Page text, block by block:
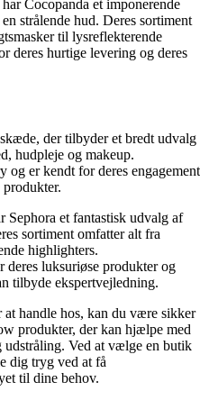
Cocopanda et imponerende
strålende hud. Deres sortiment
til lysreflekterende
deres hurtige levering og deres
der tilbyder et bredt udvalg
hudpleje og makeup.
og er kendt for deres engagement
et fantastisk udvalg af
sortiment omfatter alt fra
highlighters.
deres luksuriøse produkter og
tilbyde ekspertvejledning.
handle hos, kan du være sikker
produkter, der kan hjælpe med
udstråling. Ved at vælge en butik
dig tryg ved at få
til dine behov.